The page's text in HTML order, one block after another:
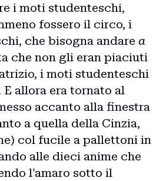
i moti studenteschi,
fossero il circo, i
che bisogna andare a
che non gli eran piaciuti
i moti studenteschi
E allora era tornato al
accanto alla finestra
a quella della Cinzia,
col fucile a pallettoni in
alle dieci anime che
l'amaro sotto il